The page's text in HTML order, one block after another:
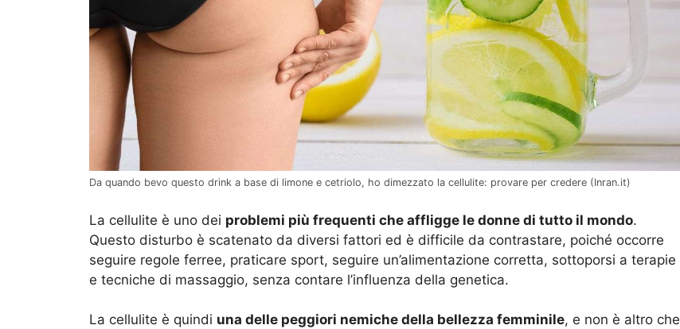
Da quando bevo questo drink a base di limone e cetriolo, ho dimezzato la cellulite: provare per credere (Inran.it)
La cellulite è uno dei problemi più frequenti che affligge le donne di tutto il mondo.
Questo disturbo è scatenato da diversi fattori ed è difficile da contrastare, poiché occorre
seguire regole ferree, praticare sport, seguire un’alimentazione corretta, sottoporsi a terapie
e tecniche di massaggio, senza contare l’influenza della genetica.
La cellulite è quindi una delle peggiori nemiche della bellezza femminile, e non è altro che